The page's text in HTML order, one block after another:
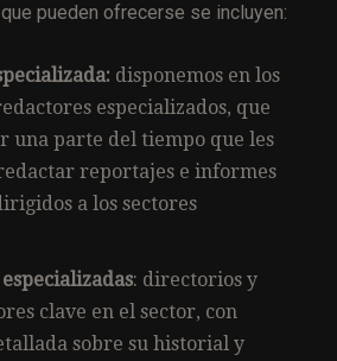
pueden ofrecerse se incluyen:
disponemos en los
especializados, que
una parte del tiempo que les
reportajes e informes
a los sectores
: directorios y
clave en el sector, con
sobre su historial y